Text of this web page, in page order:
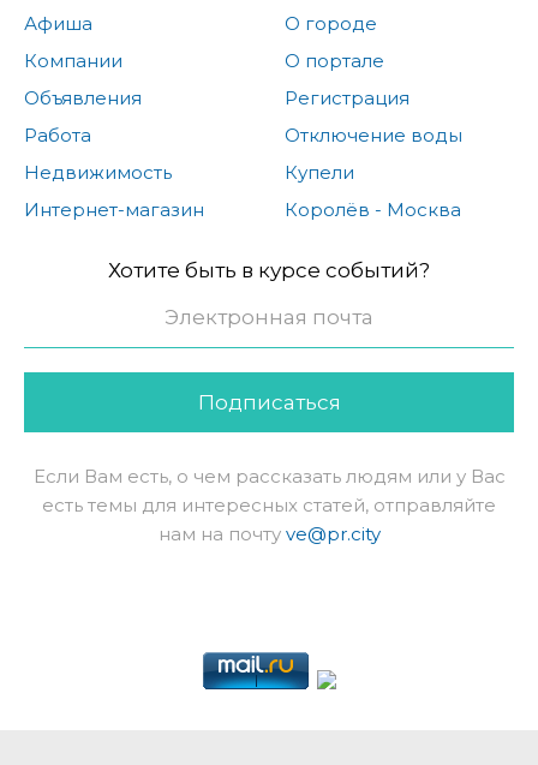
Афиша
Компании
Объявления
Работа
Недвижимость
Интернет-магазин
О городе
О портале
Регистрация
Отключение воды
Купели
Королёв - Москва
Хотите быть в курсе событий?
Подписаться
Если Вам есть, о чем рассказать людям или у Вас
есть темы для интересных статей, отправляйте
нам на почту ve@pr.city